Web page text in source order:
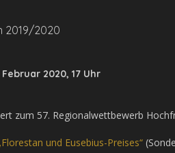
2019/2020
2020, 17 Uhr
zum 57. Regionalwettbewerb
und Eusebius-Preises“